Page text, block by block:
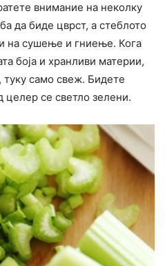
внимание на неколку
да биде цврст, а стеблото
на сушење и гниење. Кога
боја и хранливи материи,
туку само свеж. Бидете
целер се светло зелени.